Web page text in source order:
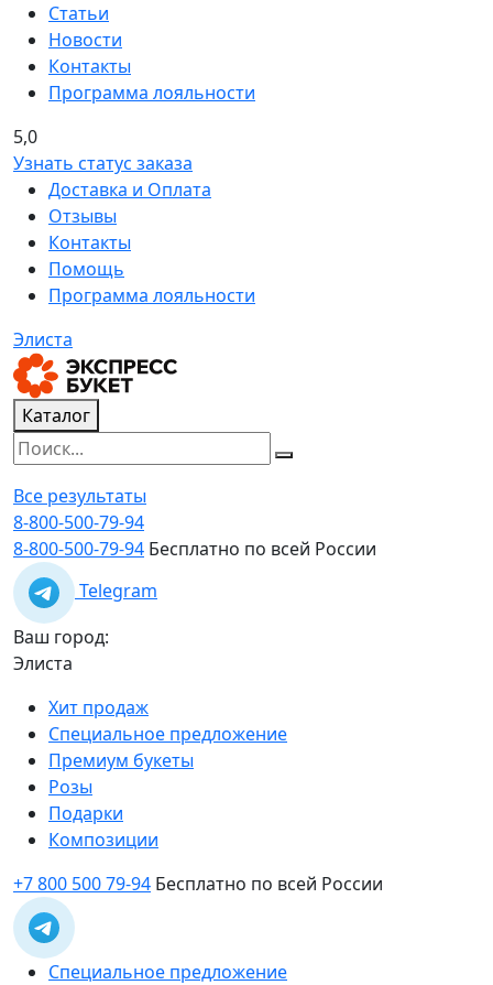
Статьи
Новости
Контакты
Программа лояльности
5,0
Узнать статус заказа
Доставка и Оплата
Отзывы
Контакты
Помощь
Программа лояльности
Элиста
Каталог
Все результаты
8-800-500-79-94
8-800-500-79-94 Бесплатно по всей России
Telegram
Ваш город:
Элиста
Хит продаж
Специальное предложение
Премиум букеты
Розы
Подарки
Композиции
+7 800 500 79-94 Бесплатно по всей России
Специальное предложение